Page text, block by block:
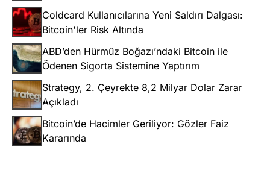
Coldcard Kullanıcılarına Yeni Saldırı Dalgası:
Bitcoin'ler Risk Altında
ABD’den Hürmüz Boğazı’ndaki Bitcoin ile
Ödenen Sigorta Sistemine Yaptırım
Strategy, 2. Çeyrekte 8,2 Milyar Dolar Zarar
Açıkladı
Bitcoin’de Hacimler Geriliyor: Gözler Faiz
Kararında